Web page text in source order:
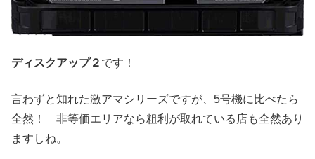
ディスクアップ２ です！
言わずと知れた激アマシリーズですが、5号機に比べたら
全然！ 非等価エリアなら粗利が取れている店も全然あり
ますしね。